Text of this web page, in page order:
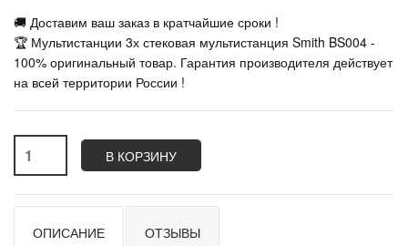
🚚 Доставим ваш заказ в кратчайшие сроки !
🏆 Мультистанции 3х стековая мультистанция Smith BS004 -
100% оригинальный товар. Гарантия производителя действует
на всей территории России !
В КОРЗИНУ
ОПИСАНИЕ ОТЗЫВЫ